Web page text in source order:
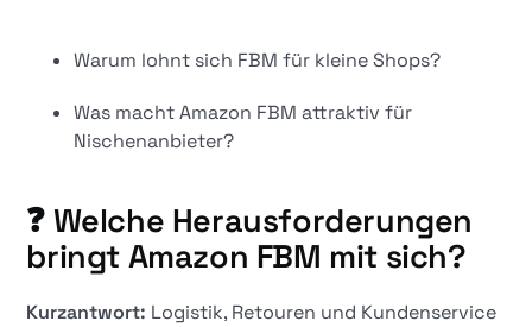
Warum lohnt sich FBM für kleine Shops?
Was macht Amazon FBM attraktiv für
Nischenanbieter?
❓ Welche Herausforderungen
bringt Amazon FBM mit sich?
Kurzantwort: Logistik, Retouren und Kundenservice